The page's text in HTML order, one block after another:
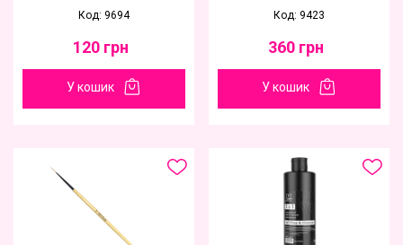
Код: 9694
120 грн
У кошик
Код: 9423
360 грн
У кошик